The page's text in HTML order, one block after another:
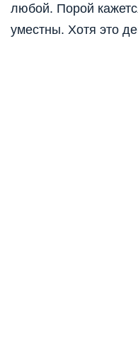
любой. Порой
уместны. Хотя это